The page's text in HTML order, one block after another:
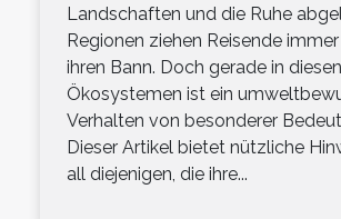
Landschaften und die Ruhe
Regionen ziehen Reisende
ihren Bann. Doch gerade in
Ökosystemen ist ein
Verhalten von besonderer
Dieser Artikel bietet nützliche
all diejenigen, die ihre...